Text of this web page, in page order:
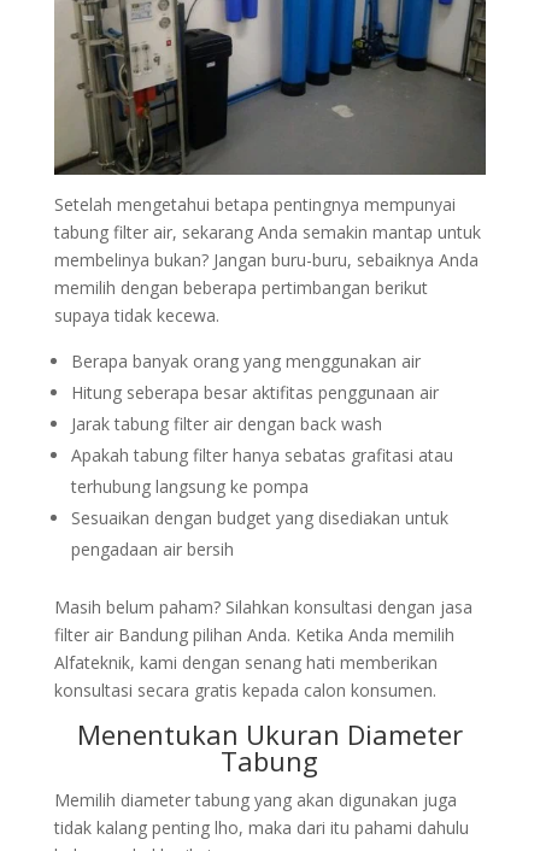
Setelah mengetahui betapa pentingnya mempunyai
tabung filter air, sekarang Anda semakin mantap untuk
membelinya bukan? Jangan buru-buru, sebaiknya Anda
memilih dengan beberapa pertimbangan berikut
supaya tidak kecewa.
Berapa banyak orang yang menggunakan air
Hitung seberapa besar aktifitas penggunaan air
Jarak tabung filter air dengan back wash
Apakah tabung filter hanya sebatas grafitasi atau
terhubung langsung ke pompa
Sesuaikan dengan budget yang disediakan untuk
pengadaan air bersih
Masih belum paham? Silahkan konsultasi dengan jasa
filter air Bandung pilihan Anda. Ketika Anda memilih
Alfateknik, kami dengan senang hati memberikan
konsultasi secara gratis kepada calon konsumen.
Menentukan Ukuran Diameter
Tabung
Memilih diameter tabung yang akan digunakan juga
tidak kalang penting lho, maka dari itu pahami dahulu